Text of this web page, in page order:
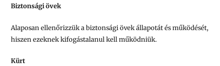
Biztonsági övek
Alaposan ellenőrizzük a biztonsági övek állapotát és működését,
hiszen ezeknek kifogástalanul kell működniük.
Kürt